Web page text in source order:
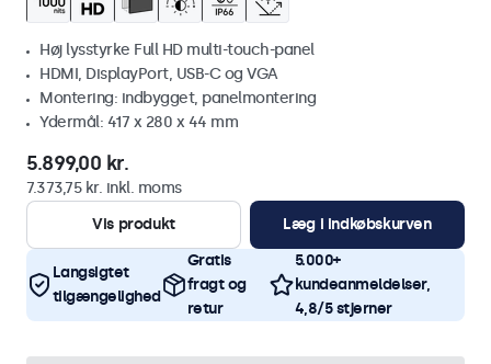
Høj lysstyrke Full HD multi-touch-panel
HDMI, DisplayPort, USB-C og VGA
Montering: indbygget, panelmontering
Ydermål: 417 x 280 x 44 mm
5.899,00 kr.
7.373,75 kr. inkl. moms
Vis produkt
Læg i indkøbskurven
Langsigtet
tilgængelighed
Gratis
fragt og
retur
5.000+
kundeanmeldelser,
4,8/5 stjerner